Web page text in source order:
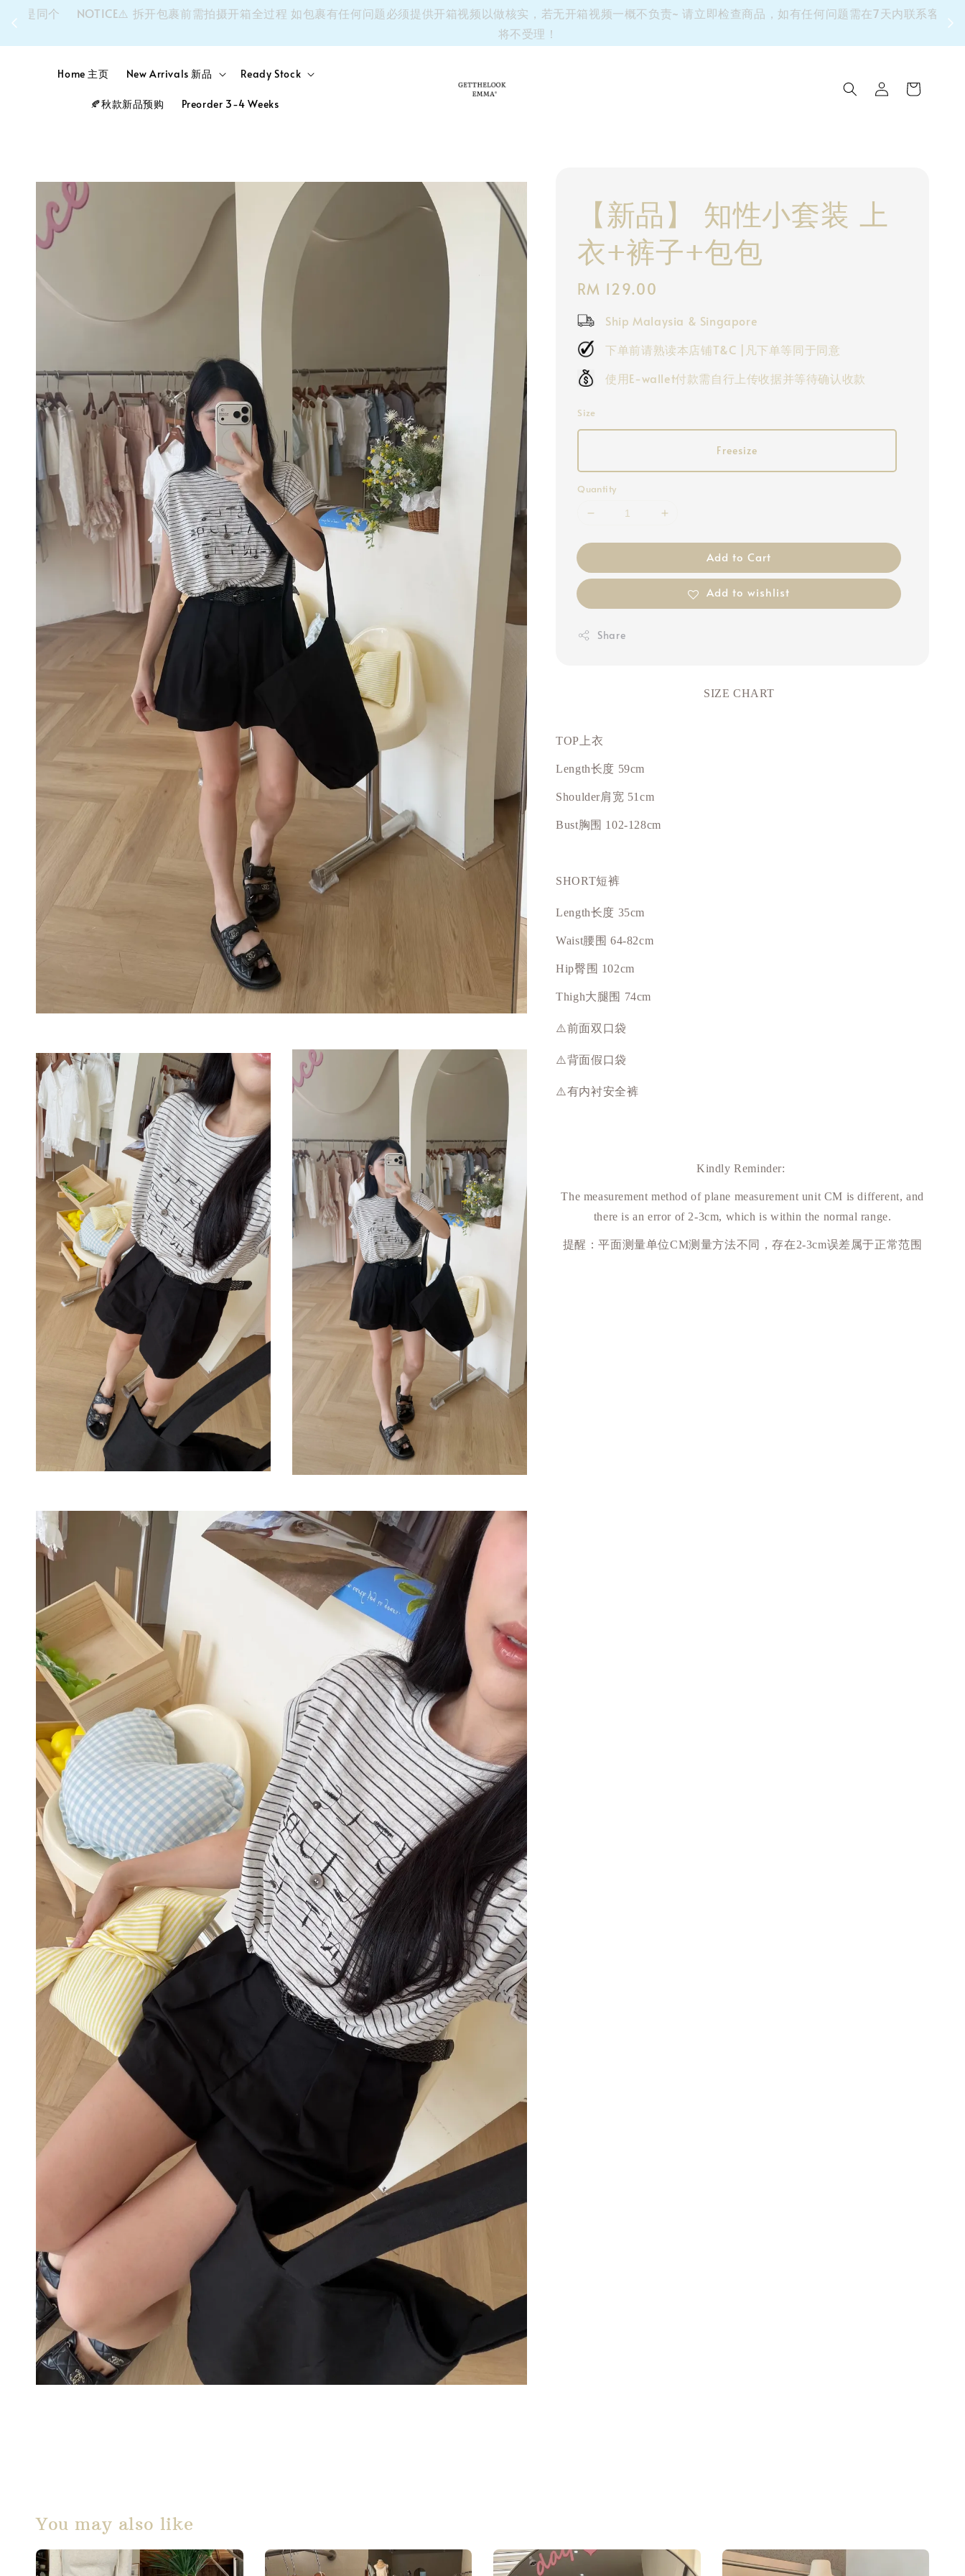
NOTICE⚠️ 拆开包裹前需拍摄开箱全过程 如包裹有任何问题必须提供开箱视频以做核实，若无开箱视频一概不负责~ 请立即检查商品，如有任何问题需在7天内联系客服 逾期
将不受理！
Home 主页 New Arrivals 新品 Ready Stock
🍂秋款新品预购 Preorder 3-4 Weeks
【新品】 知性小套装 上
衣+裤子+包包
Regular
price
RM 129.00
Ship Malaysia & Singapore
下单前请熟读本店铺T&C |凡下单等同于同意
使用E-wallet付款需自行上传收据并等待确认收款
Size
Freesize
Quantity
Add to Cart
Add to wishlist
Share
SIZE CHART
TOP上衣
Length长度 59cm
Shoulder肩宽 51cm
Bust胸围 102-128cm
SHORT短裤
Length长度 35cm
Waist腰围 64-82cm
Hip臀围 102cm
Thigh大腿围 74cm
⚠️前面双口袋
⚠️背面假口袋
⚠️有内衬安全裤
Kindly Reminder:
The measurement method of plane measurement unit CM is different, and
there is an error of 2-3cm, which is within the normal range.
提醒：平面测量单位CM测量方法不同，存在2-3cm误差属于正常范围
You may also like